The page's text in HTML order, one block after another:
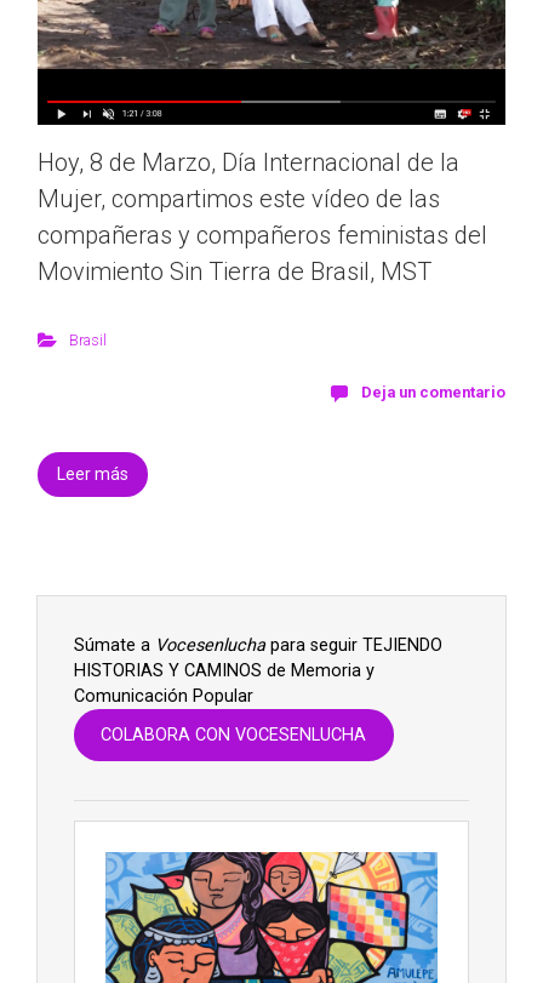
Hoy, 8 de Marzo, Día Internacional de la
Mujer, compartimos este vídeo de las
compañeras y compañeros feministas del
Movimiento Sin Tierra de Brasil, MST
Brasil
Deja un comentario
Leer más
Súmate a Vocesenluchapara seguir TEJIENDO
HISTORIAS Y CAMINOS de Memoria y
Comunicación Popular
COLABORA CON VOCESENLUCHA